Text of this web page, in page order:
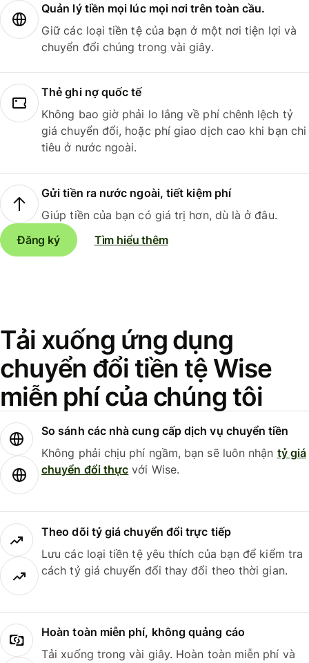
Quản lý tiền mọi lúc mọi nơi trên toàn cầu.
Giữ các loại tiền tệ của bạn ở một nơi tiện lợi và
chuyển đổi chúng trong vài giây.
Thẻ ghi nợ quốc tế
Không bao giờ phải lo lắng về phí chênh lệch tỷ
giá chuyển đổi, hoặc phí giao dịch cao khi bạn chi
tiêu ở nước ngoài.
Gửi tiền ra nước ngoài, tiết kiệm phí
Giúp tiền của bạn có giá trị hơn, dù là ở đâu.
Đăng ký
Tìm hiểu thêm
Tải xuống ứng dụng
chuyển đổi tiền tệ Wise
miễn phí của chúng tôi
So sánh các nhà cung cấp dịch vụ chuyển tiền
Không phải chịu phí ngầm, bạn sẽ luôn nhận tỷ giá
chuyển đổi thực với Wise.
Theo dõi tỷ giá chuyển đổi trực tiếp
Lưu các loại tiền tệ yêu thích của bạn để kiểm tra
cách tỷ giá chuyển đổi thay đổi theo thời gian.
Hoàn toàn miễn phí, không quảng cáo
Tải xuống trong vài giây. Hoàn toàn miễn phí và